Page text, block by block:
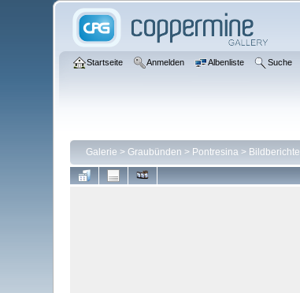
Startseite Anmelden Albenliste Suche
Galerie > Graubünden > Pontresina> Bildberichte